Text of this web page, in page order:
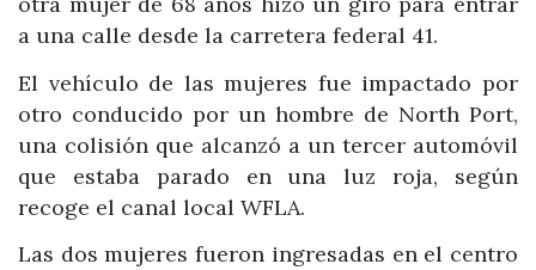
a una calle desde la carretera federal 41.
El vehículo de las mujeres fue impactado por
otro conducido por un hombre de North Port,
una colisión que alcanzó a un tercer automóvil
que estaba parado en una luz roja, según
recoge el canal local WFLA.
Las dos mujeres fueron ingresadas en el centro